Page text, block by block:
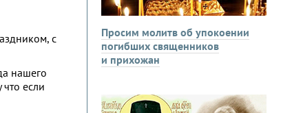
с
нашего
если
Просим молитв об упокоении
погибших священников
и прихожан